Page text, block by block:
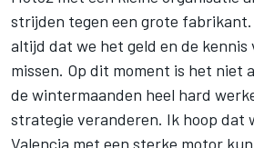
strijden tegen een grote fabrikant.
altijd dat we het geld en de
missen. Op dit moment is het niet
de wintermaanden heel hard
strategie veranderen. Ik hoop dat
Valencia met een sterke motor